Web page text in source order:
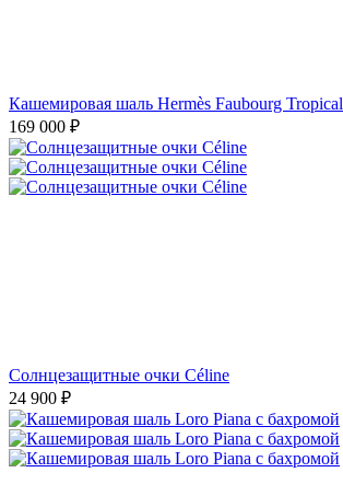
Кашемировая шаль Hermès Faubourg Tropical
169 000 ₽
Солнцезащитные очки Céline
24 900 ₽